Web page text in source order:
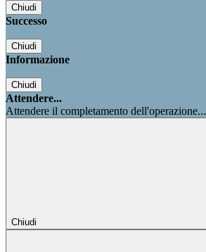
Chiudi
Successo
Chiudi
Informazione
Chiudi
Attendere...
Attendere il completamento dell'operazione...
Chiudi